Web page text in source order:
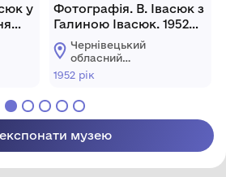
у
Фотографія. В. Івасюк з
Галиною Івасюк. 1952
рік.Чернівецький
обласний
меморіальний музей
Володимира Івасюка
1952 рік
експонати музею